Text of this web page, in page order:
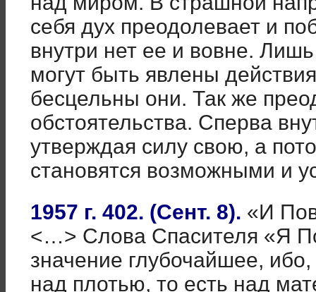
себя дух преодолевает и
внутри нет ее и вовне. Лишь
могут быть явлены
бесцельны они. Так же
обстоятельства. Сперва
утверждая силу свою, а
становятся возможными и
1957 г. 402. (Сент. 8). «И
<…> Слова Спасителя «Я
значение глубочайшее,
над плотью, то есть над